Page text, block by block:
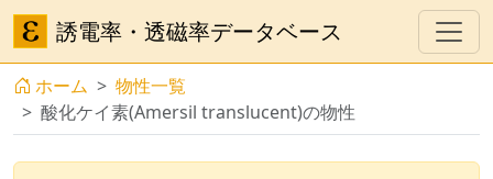
誘電率・透磁率データベース
ホーム
物性一覧
酸化ケイ素(Amersil translucent)の物性